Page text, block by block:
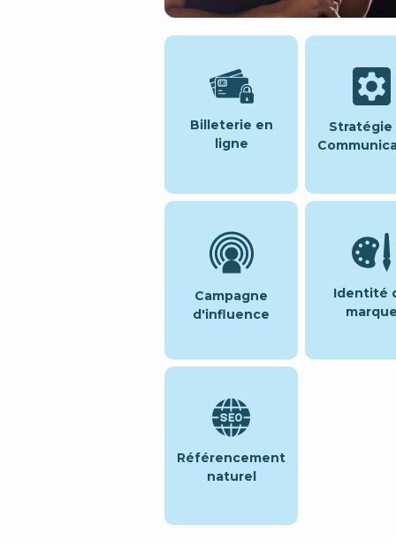
Billeterie en
ligne
Stratégie
Campagne
d'influence
Identité
Référencement
naturel